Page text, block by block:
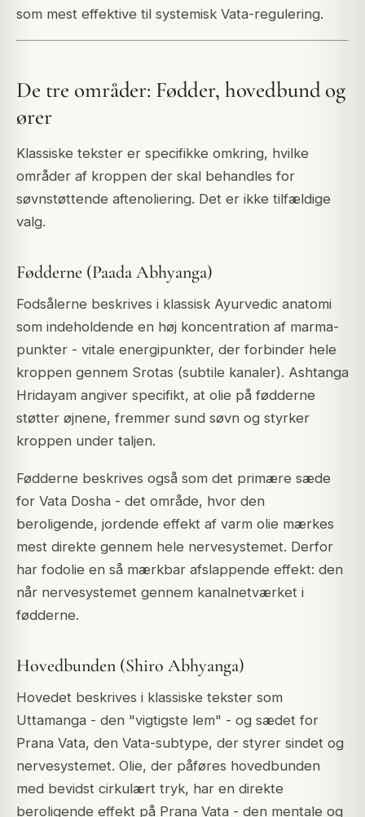
som mest effektive til systemisk Vata-regulering.
De tre områder: Fødder, hovedbund og
ører
Klassiske tekster er specifikke omkring, hvilke
områder af kroppen der skal behandles for
søvnstøttende aftenoliering. Det er ikke tilfældige
valg.
Fødderne (Paada Abhyanga)
Fodsålerne beskrives i klassisk Ayurvedic anatomi
som indeholdende en høj koncentration af marma-
punkter - vitale energipunkter, der forbinder hele
kroppen gennem Srotas (subtile kanaler). Ashtanga
Hridayam angiver specifikt, at olie på fødderne
støtter øjnene, fremmer sund søvn og styrker
kroppen under taljen.
Fødderne beskrives også som det primære sæde
for Vata Dosha - det område, hvor den
beroligende, jordende effekt af varm olie mærkes
mest direkte gennem hele nervesystemet. Derfor
har fodolie en så mærkbar afslappende effekt: den
når nervesystemet gennem kanalnetværket i
fødderne.
Hovedbunden (Shiro Abhyanga)
Hovedet beskrives i klassiske tekster som
Uttamanga - den "vigtigste lem" - og sædet for
Prana Vata, den Vata-subtype, der styrer sindet og
nervesystemet. Olie, der påføres hovedbunden
med bevidst cirkulært tryk, har en direkte
beroligende effekt på Prana Vata - den mentale og